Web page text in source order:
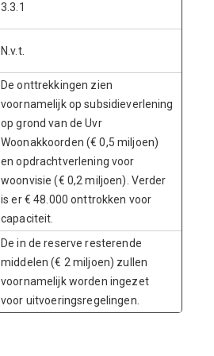
3.3.1
N.v.t.
De onttrekkingen zien
voornamelijk op subsidieverlening
op grond van de Uvr
Woonakkoorden (€ 0,5 miljoen)
en opdrachtverlening voor
woonvisie (€ 0,2 miljoen). Verder
is er € 48.000 onttrokken voor
capaciteit.
De in de reserve resterende
middelen (€ 2 miljoen) zullen
voornamelijk worden ingezet
voor uitvoeringsregelingen.